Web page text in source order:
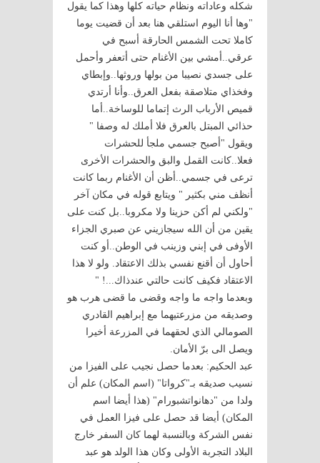
شكله وعاداته ونظام حياته كلها وهذا كما يقول
"وها أنا اليوم استلقي هنا بعد أن قضيت يوما
كاملا تحت الشمس الحارقة أسبح في
عرقي..أمشي بين الأغنام حتى أتعفر وأحمل
على جسدي نصيبا من بولها وروثها..وإبطاي
وفخذاي متلاصقة بفعل العرق..وأنا أرتدي
قميص الأرباب الرث إتماما للوساخة..أما
حذائي المبتل بالعرق فلا أملك له وصفا "
ويقول "أصبح جسمي ملجأ للحشرات
فعلا..كانت القمل والبق والحشرات الأخرى
ترعى في جسمي..أظن أن الأغنام ربما كانت
أنظف مني بكثير " ويتابع قوله في مكان آخر
"ولكني لم أكن حزينا ولا مكروبا..بل كنت على
يقين من أن الله سيجازيني عن صبري الجزاء
الأوفى في إبني وزينب في الوطن..أو كنت
أحاول أن أقنع نفسي بذلك الاعتقاد. ولو لا هذا
الاعتقاد فكيف كانت حالتي عندذاك...! "
وبعدما واجه ما واجه وقضى ما قضى هرب هو
وصديقه من مزرعتيهما مع إبراهيم القادري
الصومالي الذي لحقهما في المزرعة أخيرا
ويصل الى برّ الأمان.
عبد الحكيم: بعدما حصل نجيب على الفيزا من
نسيب صديقه بـ"كرواتا" (اسم المكان) علم أن
ولدا من "دهانواتشبورام" (هذا أيضا اسم
المكان) أيضا قد حصل على فيزا العمل في
نفس الشركة وبالنسبة لهما كان السفر خارج
البلاد التجربة الأولى وكان هذا الولد هو عبد